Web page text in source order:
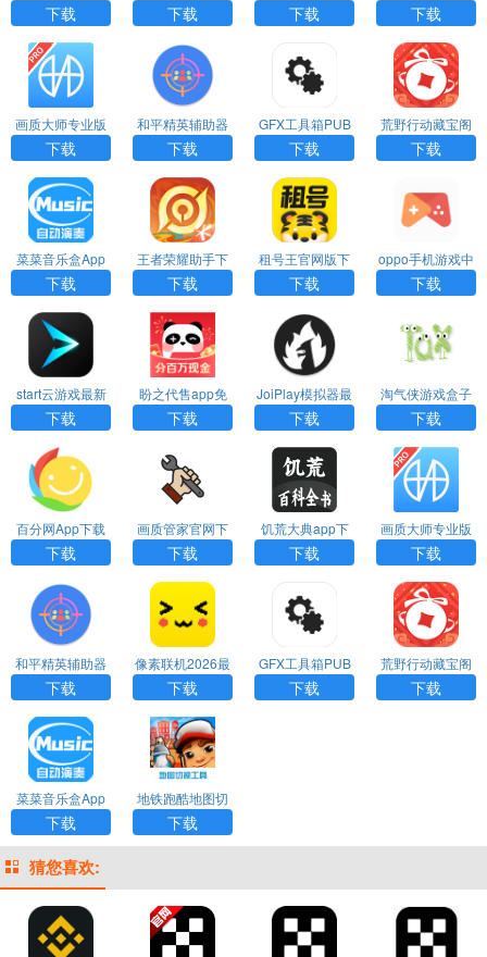
新版下载安装
下载
换工具2023最新
下载
载
下载
载
下载
画质大师专业版
下载
下载
和平精英辅助器
免费版下载
下载
GFX工具箱PUB
G120帧下载
下载
荒野行动藏宝阁
最新版下载
下载
菜菜音乐盒App
官方下载
下载
王者荣耀助手下
载安装
下载
租号王官网版下
载
下载
oppo手机游戏中
心App官方下载
下载
start云游戏最新
版下载
下载
盼之代售app免
费下载
下载
JoiPlay模拟器最
新版下载
下载
淘气侠游戏盒子
下载安装
下载
百分网App下载
下载
画质管家官网下
载
下载
饥荒大典app下
载
下载
画质大师专业版
下载
下载
和平精英辅助器
免费版下载
下载
像素联机2026最
新版下载安装
下载
GFX工具箱PUB
G120帧下载
下载
荒野行动藏宝阁
最新版下载
下载
菜菜音乐盒App
官方下载
下载
地铁跑酷地图切
换工具2023最新
版
下载
猜您喜欢: